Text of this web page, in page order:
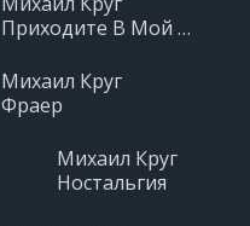
Приходите В Мой Дом
Михаил Круг
Фраер
Михаил Круг
Ностальгия